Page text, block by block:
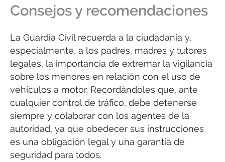
Consejos y recomendaciones
La Guardia Civil recuerda a la ciudadanía y,
especialmente, a los padres, madres y tutores
legales, la importancia de extremar la vigilancia
sobre los menores en relación con el uso de
vehículos a motor. Recordándoles que, ante
cualquier control de tráfico, debe detenerse
siempre y colaborar con los agentes de la
autoridad, ya que obedecer sus instrucciones
es una obligación legal y una garantía de
seguridad para todos.